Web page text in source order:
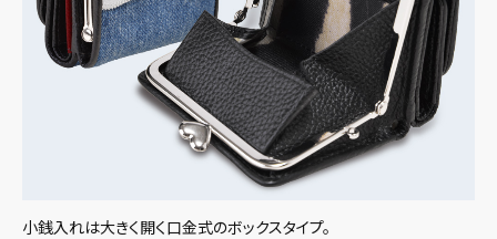
小銭入れは大きく開く口金式のボックスタイプ。